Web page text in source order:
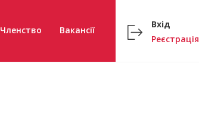
Членство Вакансії
Вхід
Реєстрація